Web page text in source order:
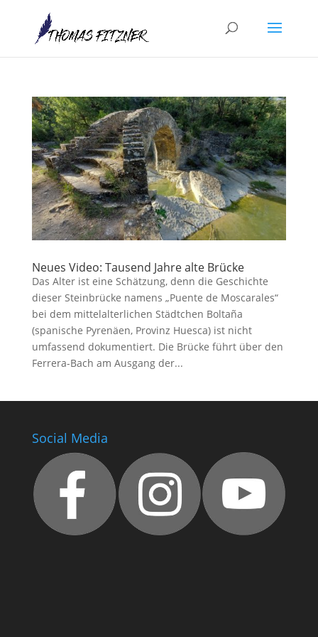
Neues Video: Tausend Jahre alte Brücke
Das Alter ist eine Schätzung, denn die Geschichte
dieser Steinbrücke namens „Puente de Moscarales“
bei dem mittelalterlichen Städtchen Boltaña
(spanische Pyrenäen, Provinz Huesca) ist nicht
umfassend dokumentiert. Die Brücke führt über den
Ferrera-Bach am Ausgang der...
Social Media